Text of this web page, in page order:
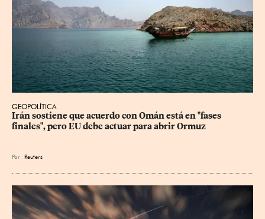
GEOPOLÍTICA
Irán sostiene que acuerdo con Omán está en "fases
finales", pero EU debe actuar para abrir Ormuz
Por Reuters